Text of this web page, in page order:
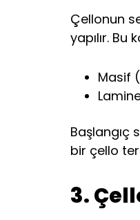
Çellonun
yapılır.
Masif
Başlangıç
bir çello
3.